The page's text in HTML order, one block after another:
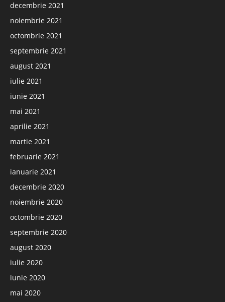
decembrie 2021
noiembrie 2021
octombrie 2021
septembrie 2021
august 2021
iulie 2021
iunie 2021
mai 2021
aprilie 2021
martie 2021
februarie 2021
ianuarie 2021
decembrie 2020
noiembrie 2020
octombrie 2020
septembrie 2020
august 2020
iulie 2020
iunie 2020
mai 2020